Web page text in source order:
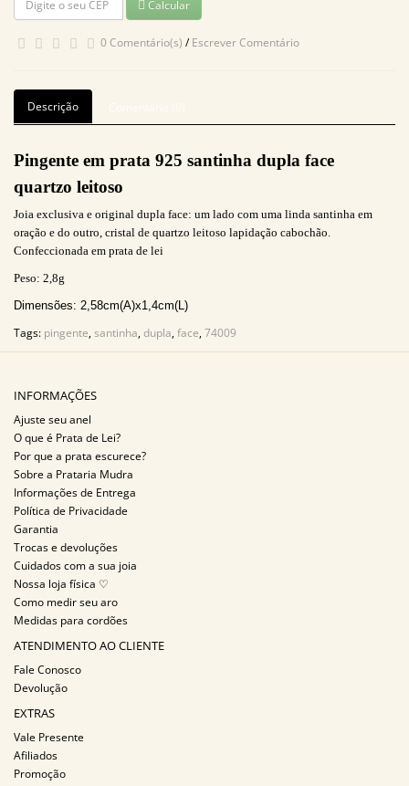
Calcular
0 Comentário(s) /Escrever Comentário
Descrição
Pingente em prata 925 santinha dupla face
quartzo leitoso
Joia exclusiva e original dupla face: um lado com uma linda santinha em
oração e do outro, cristal de quartzo leitoso lapidação cabochão.
Confeccionada em prata de lei
Peso: 2,8g
Dimensões: 2,58cm(A)x1,4cm(L)
Tags: pingente,santinha,dupla,face,74009
INFORMAÇÕES
Ajuste seu anel
O que é Prata de Lei?
Por que a prata escurece?
Sobre a Prataria Mudra
Informações de Entrega
Política de Privacidade
Garantia
Trocas e devoluções
Cuidados com a sua joia
Nossa loja física ♡
Como medir seu aro
Medidas para cordões
ATENDIMENTO AO CLIENTE
Fale Conosco
Devolução
EXTRAS
Vale Presente
Afiliados
Promoção